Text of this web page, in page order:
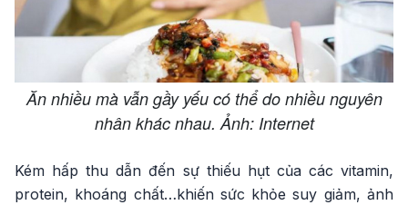
Ăn nhiều mà vẫn gầy yếu có thể do nhiều nguyên
nhân khác nhau. Ảnh: Internet
Kém hấp thu dẫn đến sự thiếu hụt của các vitamin,
protein, khoáng chất…khiến sức khỏe suy giảm, ảnh